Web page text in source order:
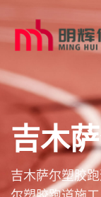
吉木
吉木萨尔塑胶